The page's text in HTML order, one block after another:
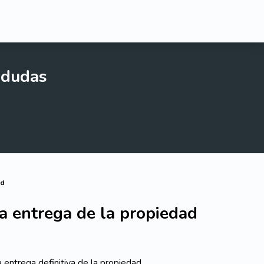
entrega de la propiedad